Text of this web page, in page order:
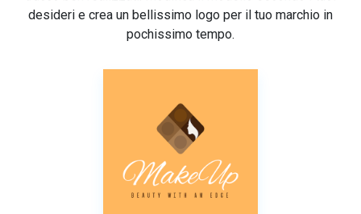
desideri e crea un bellissimo logo per il tuo marchio in
pochissimo tempo.